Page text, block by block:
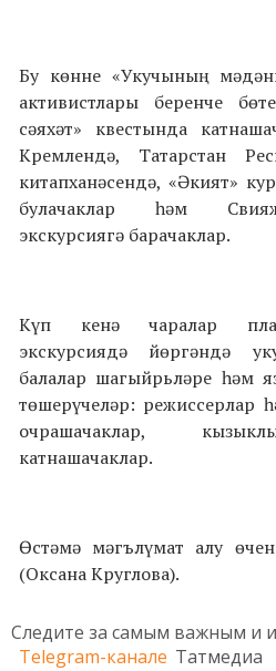
Бу көнне «Укучының
активистлары беренче
сәяхәт» квестында
Кремлендә, Татарстан
китапханәсендә, «Әкият»
булачаклар һәм
экскурсиягә барачаклар.
Күп кенә чаралар
экскурсиядә йөргәндә
балалар шагыйрьләре һәм
төшерүчеләр: режиссерлар
очрашачаклар,
катнашачаклар.
Өстәмә мәгълүмат алу
(Оксана Круглова).
Следите за самым важным и
Telegram-канале Татмедиа